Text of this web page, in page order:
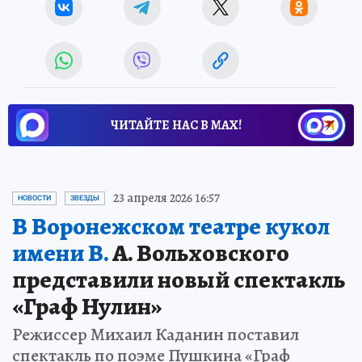
ЧИТАЙТЕ НАС В МАХ!
НОВОСТИ ЗВЕЗДЫ 23 апреля 2026 16:57
В Воронежском театре кукол
имени В.А. Вольховского
представили новый спектакль
«Граф Нулин»
Режиссер Михаил Каданин поставил
спектакль по поэме Пушкина «Граф